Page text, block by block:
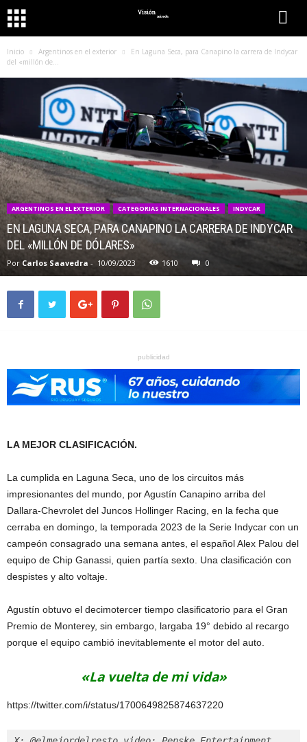
Inicio Argentinos en el exterior
En Laguna Seca, para Canapino la carrera de Indycar
del «millón de...
ARGENTINOS EN EL EXTERIOR CATEGORIAS INTERNACIONALES INDYCAR
EN LAGUNA SECA, PARA CANAPINO LA CARRERA DE INDYCAR
DEL «MILLÓN DE DÓLARES»
Por Carlos Saavedra - 10/09/2023 1610 0
publicidad
LA MEJOR CLASIFICACIÓN.
La cumplida en Laguna Seca, uno de los circuitos más
impresionantes del mundo, por Agustín Canapino arriba del
Dallara-Chevrolet del Juncos Hollinger Racing, en la fecha que
cerraba en domingo, la temporada 2023 de la Serie Indycar con un
campeón consagrado una semana antes, el español Alex Palou del
equipo de Chip Ganassi, quien partía sexto. Una clasificación con
despistes y alto voltaje.
Agustín obtuvo el decimotercer tiempo clasificatorio para el Gran
Premio de Monterey, sin embargo, largaba 19° debido al recargo
porque el equipo cambió inevitablemente el motor del auto.
«La vuelta de mi vida»
https://twitter.com/i/status/1700649825874637220